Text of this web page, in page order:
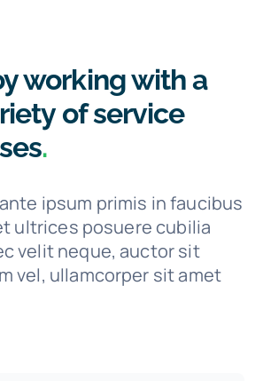
working with a
of service
.
ipsum primis in faucibus
ultrices posuere cubilia
velit neque, auctor sit
vel, ullamcorper sit amet